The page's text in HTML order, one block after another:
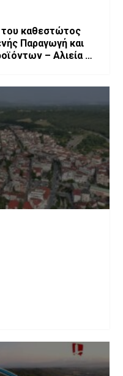
του καθεστώτος
Παραγωγή και
– Αλιεία –